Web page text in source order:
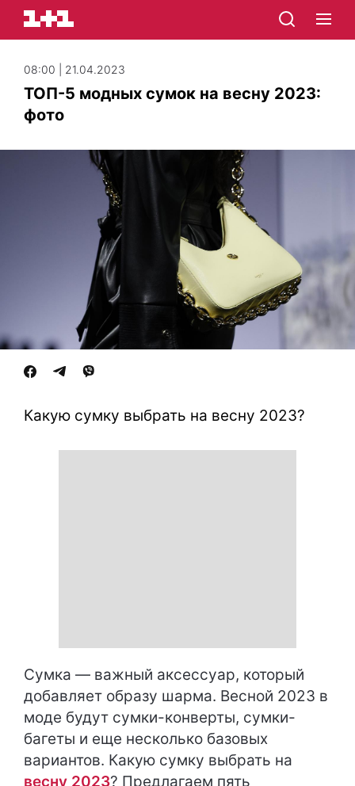
08:00 | 21.04.2023
ТОП-5 модных сумок на весну 2023:
фото
Какую сумку выбрать на весну 2023?
Сумка — важный аксессуар, который
добавляет образу шарма. Весной 2023 в
моде будут сумки-конверты, сумки-
багеты и еще несколько базовых
вариантов. Какую сумку выбрать на
весну 2023? Предлагаем пять